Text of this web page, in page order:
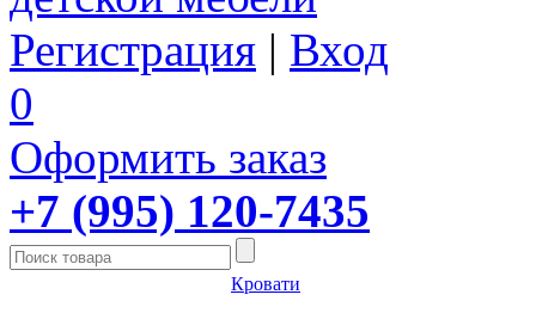
Регистрация | Вход
0
Оформить заказ
+7 (995) 120-7435
Кровати